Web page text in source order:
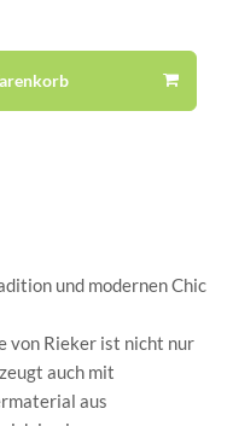
und modernen Chic
von Rieker ist nicht nur
auch mit
aus